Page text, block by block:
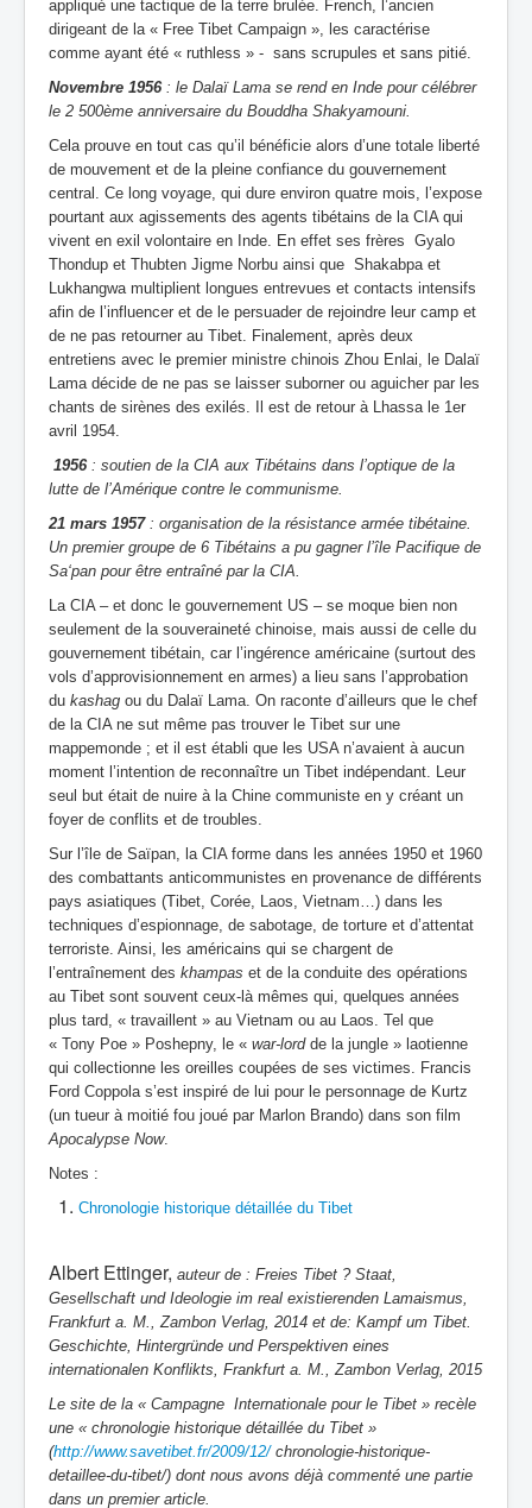
appliqué une tactique de la terre brulée. French, l’ancien
dirigeant de la « Free Tibet Campaign », les caractérise
comme ayant été « ruthless » - sans scrupules et sans pitié.
Novembre 1956 : le Dalaï Lama se rend en Inde pour célébrer
le 2 500ème anniversaire du Bouddha Shakyamouni.
Cela prouve en tout cas qu’il bénéficie alors d’une totale liberté
de mouvement et de la pleine confiance du gouvernement
central. Ce long voyage, qui dure environ quatre mois, l’expose
pourtant aux agissements des agents tibétains de la CIA qui
vivent en exil volontaire en Inde. En effet ses frères Gyalo
Thondup et Thubten Jigme Norbu ainsi que Shakabpa et
Lukhangwa multiplient longues entrevues et contacts intensifs
afin de l’influencer et de le persuader de rejoindre leur camp et
de ne pas retourner au Tibet. Finalement, après deux
entretiens avec le premier ministre chinois Zhou Enlai, le Dalaï
Lama décide de ne pas se laisser suborner ou aguicher par les
chants de sirènes des exilés. Il est de retour à Lhassa le 1er
avril 1954.
1956 : soutien de la CIA aux Tibétains dans l’optique de la
lutte de l’Amérique contre le communisme.
21 mars 1957 : organisation de la résistance armée tibétaine.
Un premier groupe de 6 Tibétains a pu gagner l’île Pacifique de
Sa‘pan pour être entraîné par la CIA.
La CIA – et donc le gouvernement US – se moque bien non
seulement de la souveraineté chinoise, mais aussi de celle du
gouvernement tibétain, car l’ingérence américaine (surtout des
vols d’approvisionnement en armes) a lieu sans l’approbation
du kashag ou du Dalaï Lama. On raconte d’ailleurs que le chef
de la CIA ne sut même pas trouver le Tibet sur une
mappemonde ; et il est établi que les USA n’avaient à aucun
moment l’intention de reconnaître un Tibet indépendant. Leur
seul but était de nuire à la Chine communiste en y créant un
foyer de conflits et de troubles.
Sur l’île de Saïpan, la CIA forme dans les années 1950 et 1960
des combattants anticommunistes en provenance de différents
pays asiatiques (Tibet, Corée, Laos, Vietnam…) dans les
techniques d’espionnage, de sabotage, de torture et d’attentat
terroriste. Ainsi, les américains qui se chargent de
l’entraînement des khampas et de la conduite des opérations
au Tibet sont souvent ceux-là mêmes qui, quelques années
plus tard, « travaillent » au Vietnam ou au Laos. Tel que
« Tony Poe » Poshepny, le « war-lordde la jungle » laotienne
qui collectionne les oreilles coupées de ses victimes. Francis
Ford Coppola s’est inspiré de lui pour le personnage de Kurtz
(un tueur à moitié fou joué par Marlon Brando) dans son film
Apocalypse Now.
Notes :
Chronologie historique détaillée du Tibet
Albert Ettinger, auteur de : Freies Tibet ? Staat,
Gesellschaft und Ideologie im real existierenden Lamaismus,
Frankfurt a. M., Zambon Verlag, 2014 et de: Kampf um Tibet.
Geschichte, Hintergründe und Perspektiven eines
internationalen Konflikts, Frankfurt a. M., Zambon Verlag, 2015
Le site de la « Campagne Internationale pour le Tibet » recèle
une « chronologie historique détaillée du Tibet »
(http://www.savetibet.fr/2009/12/chronologie-historique-
detaillee-du-tibet/) dont nous avons déjà commenté une partie
dans un premier article.